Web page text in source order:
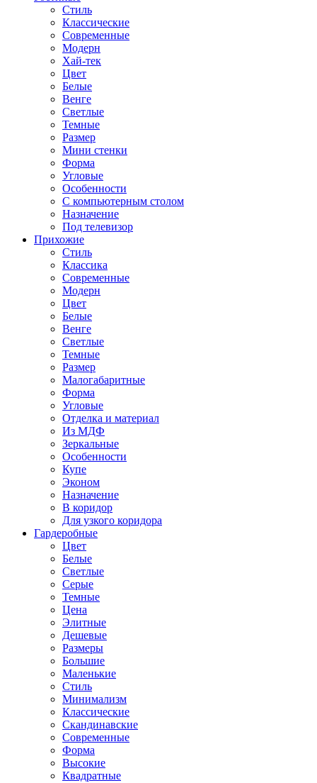
Стиль
Классические
Современные
Модерн
Хай-тек
Цвет
Белые
Венге
Светлые
Темные
Размер
Мини стенки
Форма
Угловые
Особенности
С компьютерным столом
Назначение
Под телевизор
Прихожие
Стиль
Классика
Современные
Модерн
Цвет
Белые
Венге
Светлые
Темные
Размер
Малогабаритные
Форма
Угловые
Отделка и материал
Из МДФ
Зеркальные
Особенности
Купе
Эконом
Назначение
В коридор
Для узкого коридора
Гардеробные
Цвет
Белые
Светлые
Серые
Темные
Цена
Элитные
Дешевые
Размеры
Большие
Маленькие
Стиль
Минимализм
Классические
Скандинавские
Современные
Форма
Высокие
Квадратные